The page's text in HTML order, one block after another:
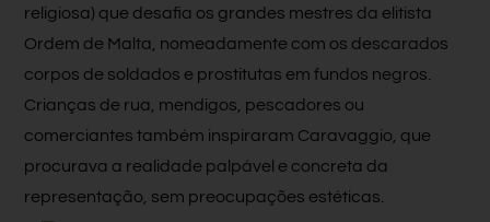
religiosa) que desafia os grandes mestres da elitista
Ordem de Malta, nomeadamente com os descarados
corpos de soldados e prostitutas em fundos negros.
Crianças de rua, mendigos, pescadores ou
comerciantes também inspiraram Caravaggio, que
procurava a realidade palpável e concreta da
representação, sem preocupações estéticas.